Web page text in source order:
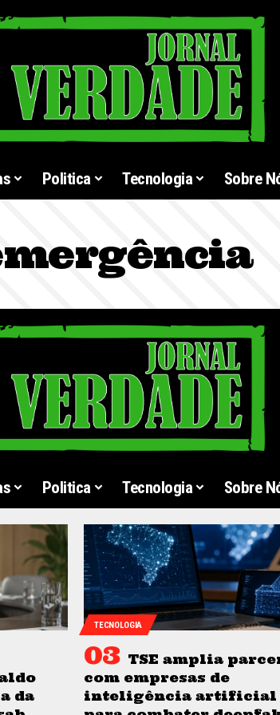
Politica Tecnologia Sobre
Politica Tecnologia Sobre
da
TECNOLOGIA
TSE amplia
com empresas de
inteligência artificial